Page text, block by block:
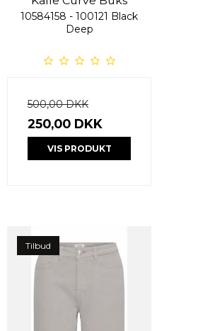
10584158 - 100121 Black
Deep
500,00 DKK
250,00 DKK
VIS PRODUKT
Tilbud